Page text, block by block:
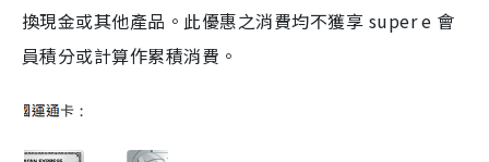
換現金或其他產品。此優惠之消費均不獲享 super e 會
員積分或計算作累積消費。